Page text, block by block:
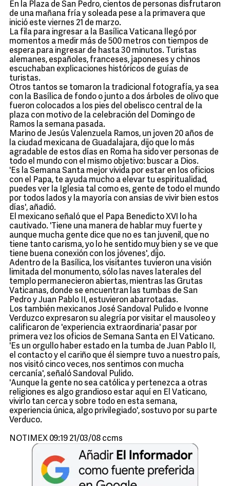
En la Plaza de San Pedro, cientos de personas disfrutaron
de una mañana fría y soleada pese a la primavera que
inició este viernes 21 de marzo.
La fila para ingresar a la Basílica Vaticana llegó por
momentos a medir más de 500 metros con tiempos de
espera para ingresar de hasta 30 minutos. Turistas
alemanes, españoles, franceses, japoneses y chinos
escuchaban explicaciones históricos de guías de
turistas.
Otros tantos se tomaron la tradicional fotografía, ya sea
con la Basílica de fondo o junto a dos árboles de olivo que
fueron colocados a los pies del obelisco central de la
plaza con motivo de la celebración del Domingo de
Ramos la semana pasada.
Marino de Jesús Valenzuela Ramos, un joven 20 años de
la ciudad mexicana de Guadalajara, dijo que lo más
agradable de estos días en Roma ha sido ver personas de
todo el mundo con el mismo objetivo: buscar a Dios.
'Es la Semana Santa mejor vivida por estar en los oficios
con el Papa, te ayuda mucho a elevar tu espiritualidad,
puedes ver la Iglesia tal como es, gente de todo el mundo
por todos lados y la mayoría con ansias de vivir bien estos
días', añadió.
El mexicano señaló que el Papa Benedicto XVI lo ha
cautivado. 'Tiene una manera de hablar muy fuerte y
aunque mucha gente dice que no es tan juvenil, que no
tiene tanto carisma, yo lo he sentido muy bien y se ve que
tiene buena conexión con los jóvenes', dijo.
Adentro de la Basílica, los visitantes tuvieron una visión
limitada del monumento, sólo las naves laterales del
templo permanecieron abiertas, mientras las Grutas
Vaticanas, donde se encuentran las tumbas de San
Pedro y Juan Pablo II, estuvieron abarrotadas.
Los también mexicanos José Sandoval Pulido e Ivonne
Verduzco expresaron su alegría por visitar el mausoleo y
calificaron de 'experiencia extraordinaria' pasar por
primera vez los oficios de Semana Santa en El Vaticano.
'Es un orgullo haber estado en la tumba de Juan Pablo II,
el contacto y el cariño que él siempre tuvo a nuestro país,
nos visitó cinco veces, nos sentimos con mucha
cercanía', señaló Sandoval Pulido.
'Aunque la gente no sea católica y pertenezca a otras
religiones es algo grandioso estar aquí en El Vaticano,
vivirlo tan cerca y sobre todo en esta semana,
experiencia única, algo privilegiado', sostuvo por su parte
Verduco.
NOTIMEX 09:19 21/03/08 ccms